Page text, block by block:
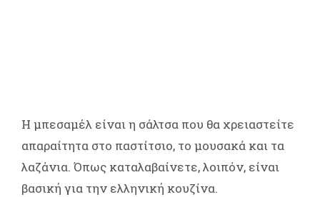
Η μπεσαμέλ είναι η σάλτσα που θα χρειαστείτε
απαραίτητα στο παστίτσιο, το μουσακά και τα
λαζάνια. Όπως καταλαβαίνετε, λοιπόν, είναι
βασική για την ελληνική κουζίνα.